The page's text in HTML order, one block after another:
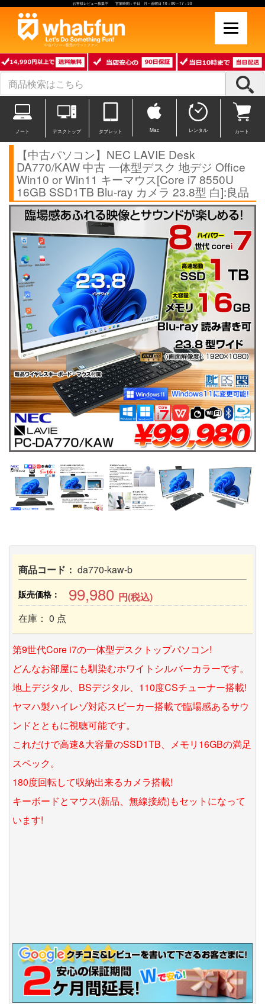
お客様レビュー募集中 営業時間：平日 月～金曜日 10：00～17：30
中古パソコン販売のワットファン
ノート デスクトップ タブレット Mac レンタル カート
【中古パソコン】NEC LAVIE Desk
DA770/KAW 中古 一体型デスク 地デジ Office
Win10 or Win11 キーマウス[Core i7 8550U
16GB SSD1TB Blu-ray カメラ 23.8型 白]:良品
商品コード： da770-kaw-b
販売価格： 99,980 円(税込)
在庫： 0 点
第9世代Core i7の一体型デスクトップパソコン!
どんなお部屋にも馴染むホワイトシルバーカラーです。
地上デジタル、BSデジタル、110度CSチューナー搭載!
ヤマハ製ハイレゾ対応スピーカー搭載で臨場感あるサウ
ンドとともに視聴可能です。
これだけで高速&大容量のSSD1TB、メモリ16GBの満足
スペック。
180度回転して収納出来るカメラ搭載!
キーボードとマウス(新品、無線接続)もセットになって
います!